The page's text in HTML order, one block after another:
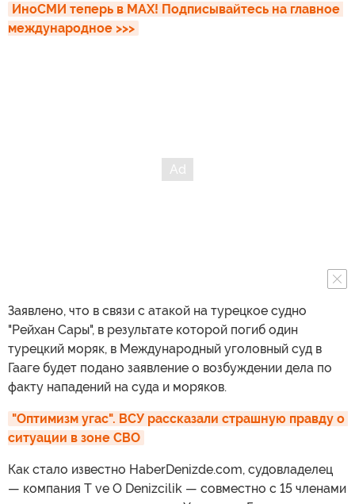
ИноСМИ теперь в MAX! Подписывайтесь на главное
международное >>>
Заявлено, что в связи с атакой на турецкое судно
"Рейхан Сары", в результате которой погиб один
турецкий моряк, в Международный уголовный суд в
Гааге будет подано заявление о возбуждении дела по
факту нападений на суда и моряков.
"Оптимизм угас". ВСУ рассказали страшную правду о
ситуации в зоне СВО
Как стало известно HaberDenizde.com, судовладелец
— компания T ve O Denizcilik — совместно с 15 членами